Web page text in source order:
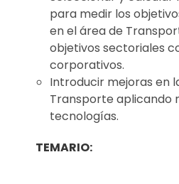
para medir los
en el área de
objetivos sectoriales
corporativos.
Introducir mejoras en
Transporte aplicando
tecnologías.
TEMARIO: